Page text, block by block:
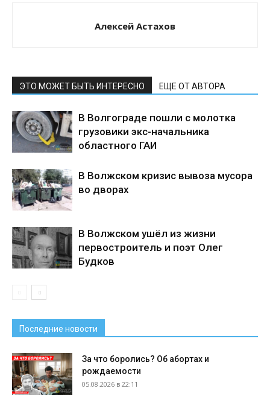
Алексей Астахов
ЭТО МОЖЕТ БЫТЬ ИНТЕРЕСНО ЕЩЕ ОТ АВТОРА
В Волгограде пошли с молотка
грузовики экс-начальника
областного ГАИ
В Волжском кризис вывоза мусора
во дворах
В Волжском ушёл из жизни
первостроитель и поэт Олег
Будков
Последние новости
За что боролись? Об абортах и
рождаемости
05.08.2026 в 22:11